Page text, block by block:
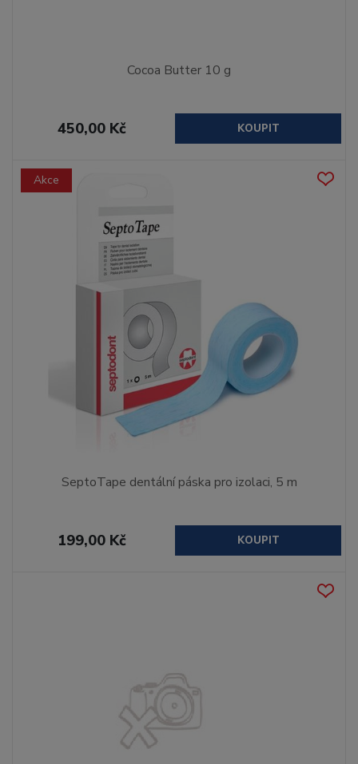
Cocoa Butter 10 g
450,00 Kč KOUPIT
Akce
SeptoTape dentální páska pro izolaci, 5 m
199,00 Kč KOUPIT